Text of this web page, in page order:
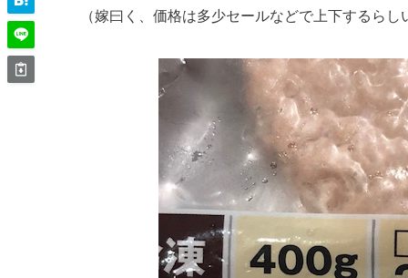
（嫁曰く、価格は多少セールなどで上下するらし